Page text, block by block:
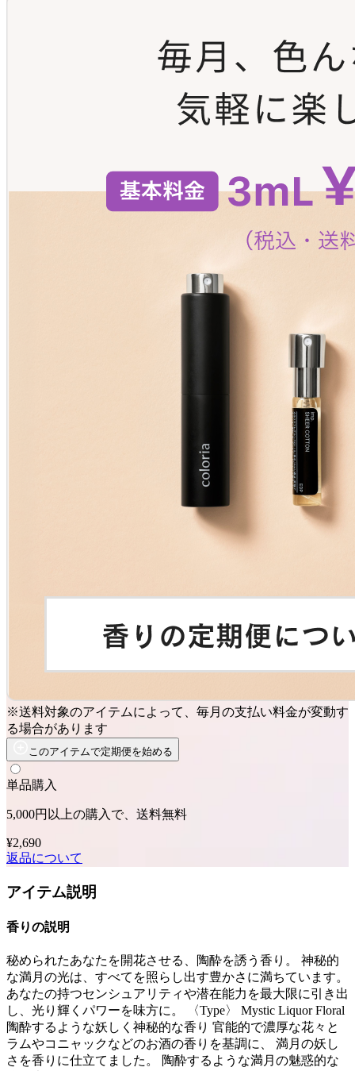
※送料対象のアイテムによって、毎月の支払い料金が変動す
る場合があります
このアイテムで定期便を始める
単品購入
5,000円以上の購入で、送料無料
¥2,690
返品について
アイテム説明
香りの説明
秘められたあなたを開花させる、陶酔を誘う香り。 神秘的
な満月の光は、すべてを照らし出す豊かさに満ちています。
あなたの持つセンシュアリティや潜在能力を最大限に引き出
し、光り輝くパワーを味方に。 〈Type〉 Mystic Liquor Floral
陶酔するような妖しく神秘的な香り 官能的で濃厚な花々と
ラムやコニャックなどのお酒の香りを基調に、 満月の妖し
さを香りに仕立てました。 陶酔するような満月の魅惑的な